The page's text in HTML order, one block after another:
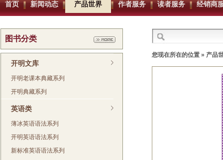
首页 新闻动态 产品世界 作者服务 读者服务 经销商
图书分类
开明文库
开明老课本典藏系列
开明典藏系列
英语类
薄冰英语语法系列
开明英语语法系列
新标准英语语法系列
您现在所在的位置 » 产品